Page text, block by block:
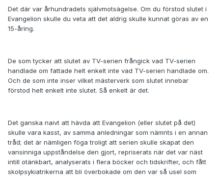
Det där var århundradets självmotsägelse. Om du förstod slutet i
Evangelion skulle du veta att det aldrig skulle kunnat göras av en
15-åring.
De som tycker att slutet av TV-serien frångick vad TV-serien
handlade om fattade helt enkelt inte vad TV-serien handlade om.
Och de som inte inser vilket mästerverk som slutet innebar
förstod helt enkelt inte slutet. Så enkelt är det.
Det ganska naivt att hävda att Evangelion (eller slutet på det)
skulle vara kasst, av samma anledningar som nämnts i en annan
tråd; det är nämligen föga troligt att serien skulle skapat den
vansinniga uppståndelse den gjort, repriserats när det var näst
intill otänkbart, analyserats i flera böcker och tidskrifter, och fått
skolpsykiatrikerna att bli överbokade om den var så usel som